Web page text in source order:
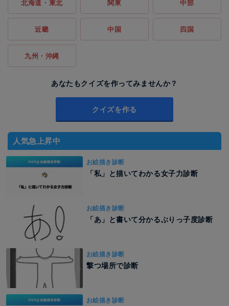
北海道・東北 関東 中部
近畿 中国 四国
九州・沖縄
あなたもクイズを作ってみませんか？
クイズを作る
人気急上昇中
お絵描き診断
「私」と描いてわかる女子力診断
お絵描き診断
「あ」と書いて分かるぶりっ子度診断
お絵描き診断
撃つ場所で診断
お絵描き診断